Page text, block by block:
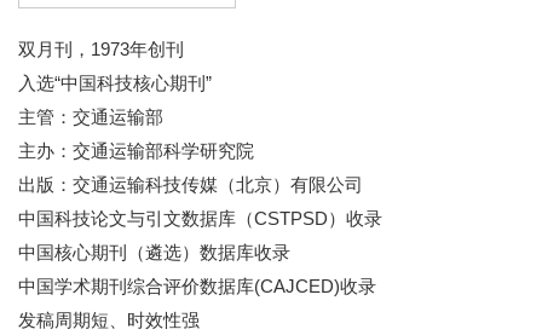
双月刊，1973年创刊
入选“中国科技核心期刊”
主管：交通运输部
主办：交通运输部科学研究院
出版：交通运输科技传媒（北京）有限公司
中国科技论文与引文数据库（CSTPSD）收录
中国核心期刊（遴选）数据库收录
中国学术期刊综合评价数据库(CAJCED)收录
发稿周期短、时效性强